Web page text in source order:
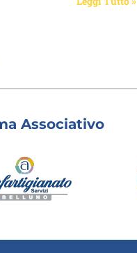
Associativo